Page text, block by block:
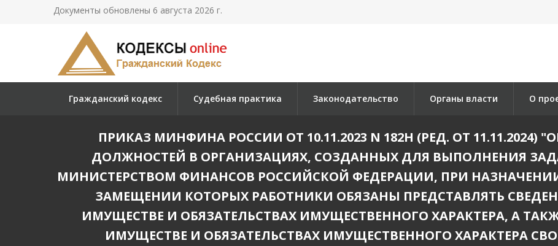
Документы обновлены 6 августа 2026 г.
Гражданский кодекс Судебная практика Законодательство Органы власти О
ПРИКАЗ МИНФИНА РОССИИ ОТ 10.11.2023 N 182Н (РЕД. ОТ 11.11.2024)
ДОЛЖНОСТЕЙ В ОРГАНИЗАЦИЯХ, СОЗДАННЫХ ДЛЯ ВЫПОЛНЕНИЯ
МИНИСТЕРСТВОМ ФИНАНСОВ РОССИЙСКОЙ ФЕДЕРАЦИИ, ПРИ
ЗАМЕЩЕНИИ КОТОРЫХ РАБОТНИКИ ОБЯЗАНЫ ПРЕДСТАВЛЯТЬ
ИМУЩЕСТВЕ И ОБЯЗАТЕЛЬСТВАХ ИМУЩЕСТВЕННОГО ХАРАКТЕРА, А
ИМУЩЕСТВЕ И ОБЯЗАТЕЛЬСТВАХ ИМУЩЕСТВЕННОГО ХАРАКТЕРА